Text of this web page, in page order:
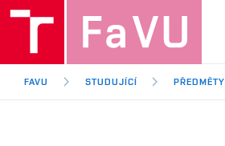
FAVU STUDUJÍCÍ PŘEDMĚTY